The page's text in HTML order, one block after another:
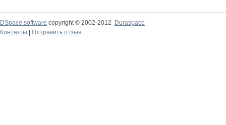
DSpace software copyright © 2002-2012
Duraspace
Контакты
Отправить отзыв